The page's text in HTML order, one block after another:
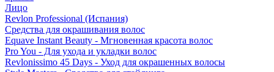
Лицо
Revlon Professional (Испания)
Средства для окрашивания волос
Equave Instant Beauty - Мгновенная красота волос
Pro You - Для ухода и укладки волос
Revlonissimo 45 Days - Уход для окрашенных волосы